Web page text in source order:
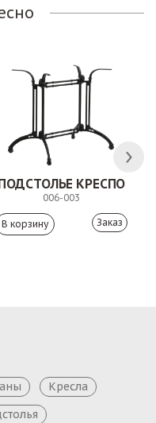
КРЕСПО
006-003
Заказ
Кресла